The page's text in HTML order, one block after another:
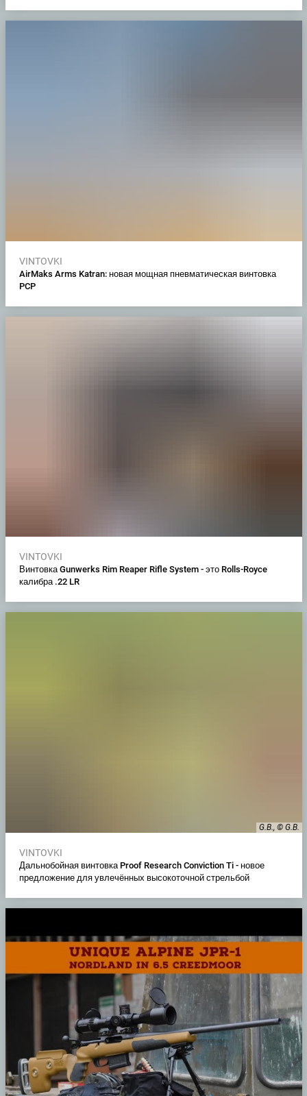
VINTOVKI
AirMaks Arms Katran: новая мощная пневматическая винтовка
PCP
VINTOVKI
Винтовка Gunwerks Rim Reaper Rifle System - это Rolls-Royce
калибра .22 LR
G.B., © G.B.
VINTOVKI
Дальнобойная винтовка Proof Research Conviction Ti - новое
предложение для увлечённых высокоточной стрельбой